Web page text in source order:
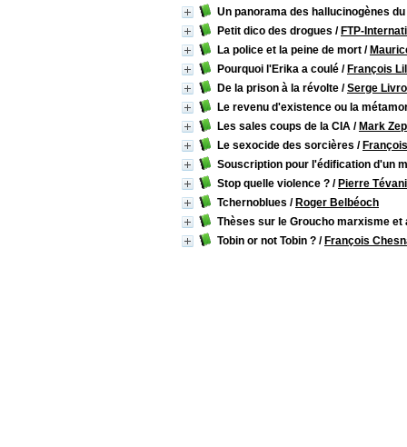
Un panorama des hallucinogènes
Petit dico des drogues / FTP-
La police et la peine de mort /
Pourquoi l'Erika a coulé / François
De la prison à la révolte /Serge
Le revenu d'existence ou la
Les sales coups de la CIA / Mark
Le sexocide des sorcières /
Souscription pour l'édification d'un
Stop quelle violence ? / Pierre
Tchernoblues / Roger Belbéoch
Thèses sur le Groucho marxisme et
Tobin or not Tobin ? / François